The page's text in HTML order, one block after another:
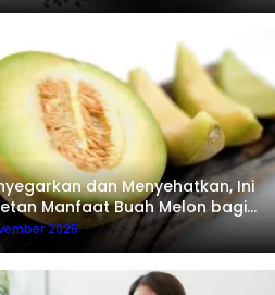
dan Menyehatkan, Ini
Manfaat Buah Melon bagi
2025